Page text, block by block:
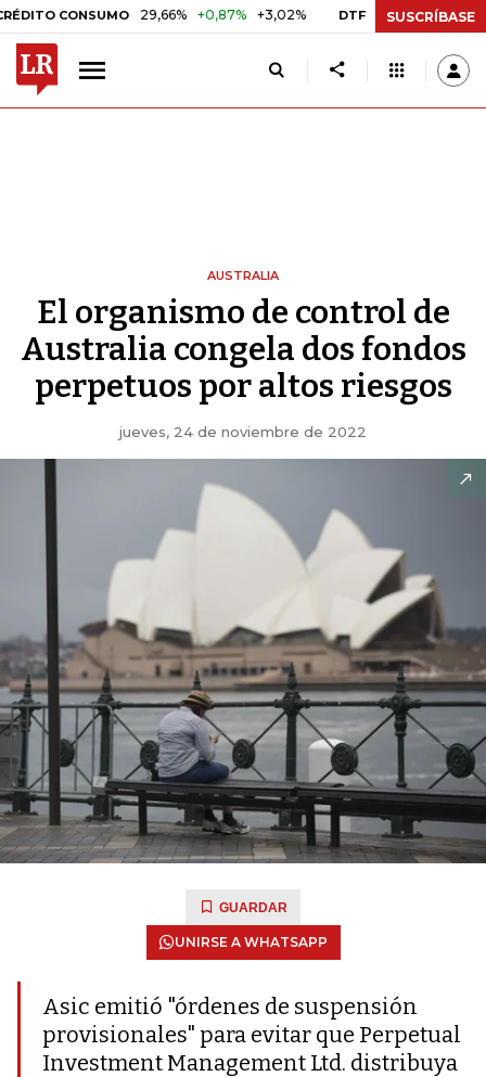
CONSUMO 29,66% +0,87% +3,02% DTF 10,34% +0,10% +0,98%
SUSCRÍBASE
AUSTRALIA
El organismo de control de
Australia congela dos fondos
perpetuos por altos riesgos
jueves, 24 de noviembre de 2022
GUARDAR
UNIRSE A WHATSAPP
Asic emitió "órdenes de suspensión
provisionales" para evitar que Perpetual
Investment Management Ltd. distribuya